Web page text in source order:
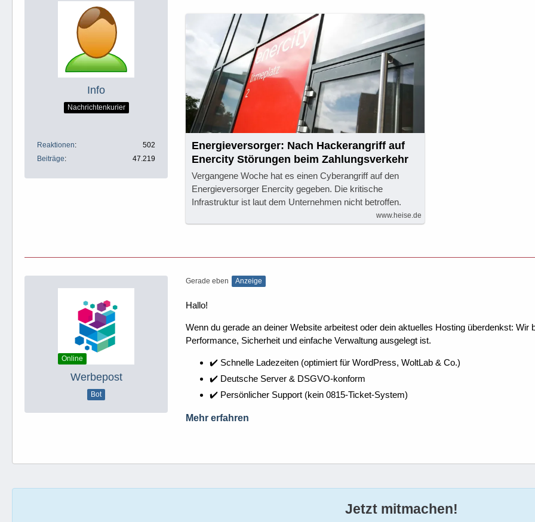
Info
Nachrichtenkurier
Reaktionen
502
Beiträge
47.219
Energieversorger: Nach Hackerangriff auf
Enercity Störungen beim Zahlungsverkehr
Vergangene Woche hat es einen Cyberangriff auf den
Energieversorger Enercity gegeben. Die kritische
Infrastruktur ist laut dem Unternehmen nicht betroffen.
www.heise.de
Online
Werbepost
Bot
Gerade eben Anzeige
Hallo!
Wenn du gerade an deiner Website arbeitest oder dein aktuelles Hosting überdenkst:
Performance, Sicherheit und einfache Verwaltung ausgelegt ist.
✔️ Schnelle Ladezeiten (optimiert für WordPress, WoltLab & Co.)
✔️ Deutsche Server & DSGVO-konform
✔️ Persönlicher Support (kein 0815-Ticket-System)
Mehr erfahren
Jetzt mitmachen!